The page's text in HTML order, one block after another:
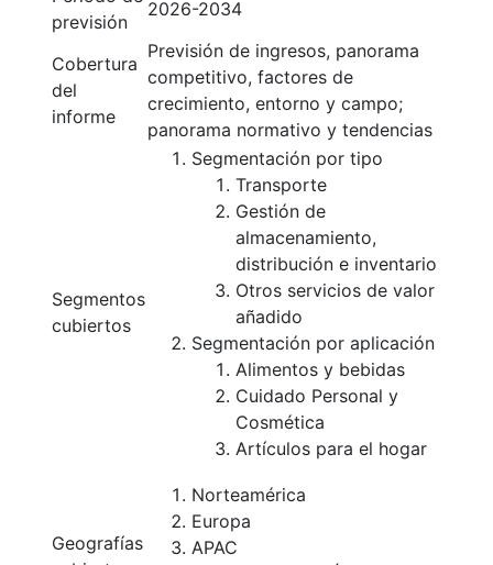
previsión
2026-2034
Cobertura
del
informe
Previsión de ingresos, panorama
competitivo, factores de
crecimiento, entorno y campo;
panorama normativo y tendencias
Segmentos
cubiertos
Segmentación por tipo
Transporte
Gestión de
almacenamiento,
distribución e inventario
Otros servicios de valor
añadido
Segmentación por aplicación
Alimentos y bebidas
Cuidado Personal y
Cosmética
Artículos para el hogar
Geografías
Norteamérica
Europa
APAC